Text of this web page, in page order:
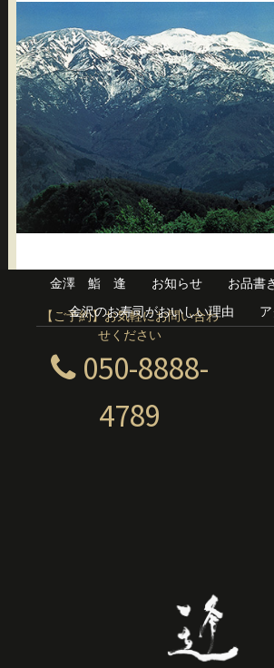
【ご予約】お気軽にお問い合わ
せください
050-8888-
4789
金澤 鮨 逢 お知らせ お品書
金沢のお寿司がおいしい理由